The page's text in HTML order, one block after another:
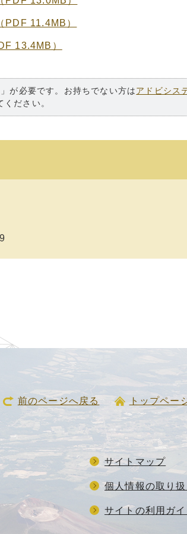
PDF 11.4MB）
13.4MB）
が必要です。お持ちでない方はアドビシス
ださい。
前のページへ戻る トップペー
サイトマップ
個人情報の取り
サイトの利用ガ